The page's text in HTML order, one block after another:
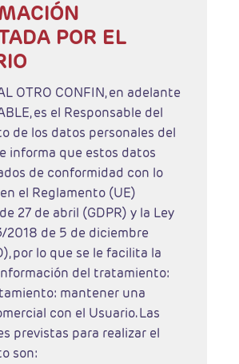
POR EL
OTRO CONFIN, en adelante
es el Responsable del
de los datos personales del
informa que estos datos
de conformidad con lo
el Reglamento (UE)
27 de abril (GDPR) y la Ley
2018 de 5 de diciembre
por lo que se le facilita la
del tratamiento:
mantener una
con el Usuario. Las
previstas para realizar el
son: